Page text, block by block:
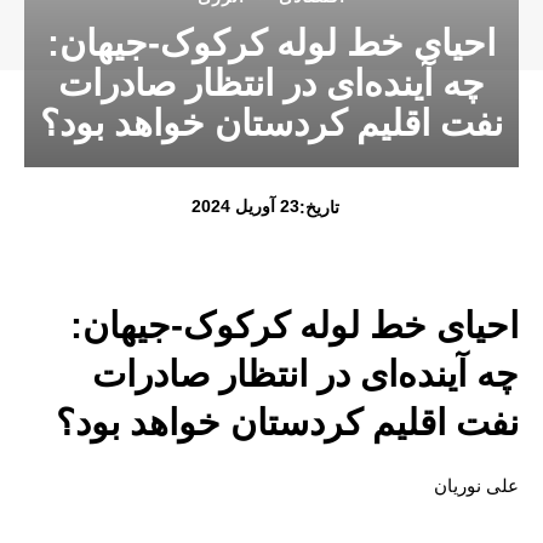
احیای خط لوله کرکوک-جیهان:
چه آینده‌ای در انتظار صادرات
نفت اقلیم کردستان خواهد بود؟
تاریخ:23 آوریل 2024
احیای خط لوله کرکوک-جیهان:
چه آینده‌ای در انتظار صادرات نفت
اقلیم کردستان خواهد بود؟
علی نوریان